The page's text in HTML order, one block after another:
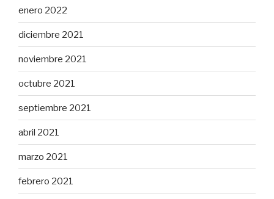
enero 2022
diciembre 2021
noviembre 2021
octubre 2021
septiembre 2021
abril 2021
marzo 2021
febrero 2021